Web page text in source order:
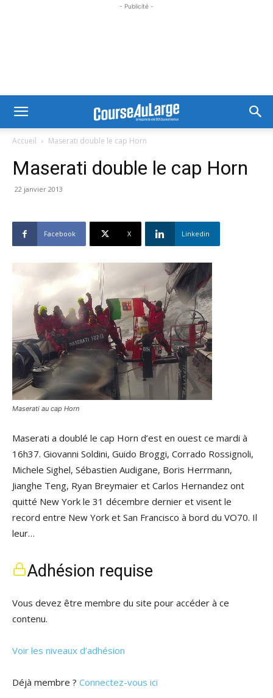
- Publicité -
Accueil Maserati double le cap Horn
Maserati double le cap Horn
22 janvier 2013
Facebook X Linkedin
Maserati au cap Horn
Maserati a doublé le cap Horn d’est en ouest ce mardi à
16h37. Giovanni Soldini, Guido Broggi, Corrado Rossignoli,
Michele Sighel, Sébastien Audigane, Boris Herrmann,
Jianghe Teng, Ryan Breymaier et Carlos Hernandez ont
quitté New York le 31 décembre dernier et visent le
record entre New York et San Francisco à bord du VO70. Il
leur…
Adhésion requise
Vous devez être membre du site pour accéder à ce
contenu.
Voir les niveaux d’adhésion
Déjà membre ? Connectez-vous ici